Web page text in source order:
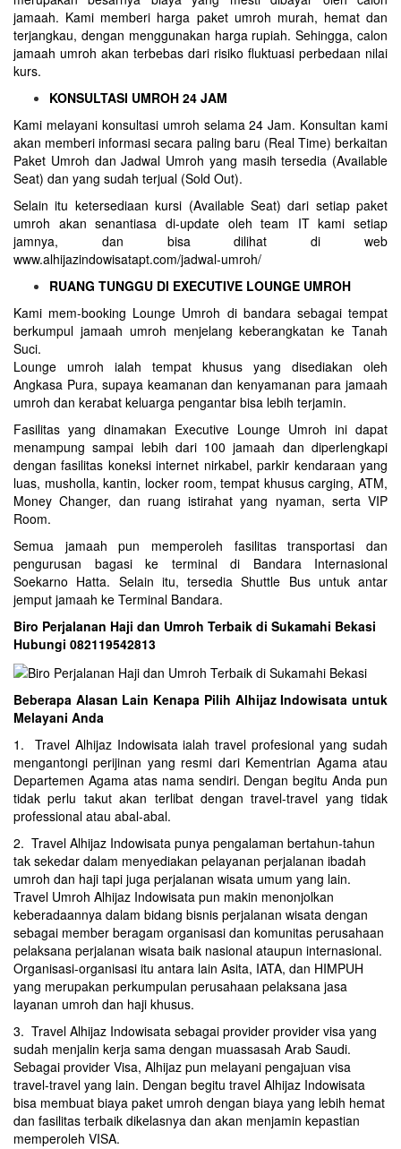
jamaah. Kami memberi harga paket umroh murah, hemat dan
terjangkau, dengan menggunakan harga rupiah. Sehingga, calon
jamaah umroh akan terbebas dari risiko fluktuasi perbedaan nilai
kurs.
KONSULTASI UMROH 24 JAM
Kami melayani konsultasi umroh selama 24 Jam. Konsultan kami
akan memberi informasi secara paling baru (Real Time) berkaitan
Paket Umroh dan Jadwal Umroh yang masih tersedia (Available
Seat) dan yang sudah terjual (Sold Out).
Selain itu ketersediaan kursi (Available Seat) dari setiap paket
umroh akan senantiasa di-update oleh team IT kami setiap
jamnya, dan bisa dilihat di web
www.alhijazindowisatapt.com/jadwal-umroh/
RUANG TUNGGU DI EXECUTIVE LOUNGE UMROH
Kami mem-booking Lounge Umroh di bandara sebagai tempat
berkumpul jamaah umroh menjelang keberangkatan ke Tanah
Suci.
Lounge umroh ialah tempat khusus yang disediakan oleh
Angkasa Pura, supaya keamanan dan kenyamanan para jamaah
umroh dan kerabat keluarga pengantar bisa lebih terjamin.
Fasilitas yang dinamakan Executive Lounge Umroh ini dapat
menampung sampai lebih dari 100 jamaah dan diperlengkapi
dengan fasilitas koneksi internet nirkabel, parkir kendaraan yang
luas, musholla, kantin, locker room, tempat khusus carging, ATM,
Money Changer, dan ruang istirahat yang nyaman, serta VIP
Room.
Semua jamaah pun memperoleh fasilitas transportasi dan
pengurusan bagasi ke terminal di Bandara Internasional
Soekarno Hatta. Selain itu, tersedia Shuttle Bus untuk antar
jemput jamaah ke Terminal Bandara.
Biro Perjalanan Haji dan Umroh Terbaik di Sukamahi Bekasi
Hubungi 082119542813
Beberapa Alasan Lain Kenapa Pilih Alhijaz Indowisata untuk
Melayani Anda
1. Travel Alhijaz Indowisata ialah travel profesional yang sudah
mengantongi perijinan yang resmi dari Kementrian Agama atau
Departemen Agama atas nama sendiri. Dengan begitu Anda pun
tidak perlu takut akan terlibat dengan travel-travel yang tidak
professional atau abal-abal.
2. Travel Alhijaz Indowisata punya pengalaman bertahun-tahun
tak sekedar dalam menyediakan pelayanan perjalanan ibadah
umroh dan haji tapi juga perjalanan wisata umum yang lain.
Travel Umroh Alhijaz Indowisata pun makin menonjolkan
keberadaannya dalam bidang bisnis perjalanan wisata dengan
sebagai member beragam organisasi dan komunitas perusahaan
pelaksana perjalanan wisata baik nasional ataupun internasional.
Organisasi-organisasi itu antara lain Asita, IATA, dan HIMPUH
yang merupakan perkumpulan perusahaan pelaksana jasa
layanan umroh dan haji khusus.
3. Travel Alhijaz Indowisata sebagai provider provider visa yang
sudah menjalin kerja sama dengan muassasah Arab Saudi.
Sebagai provider Visa, Alhijaz pun melayani pengajuan visa
travel-travel yang lain. Dengan begitu travel Alhijaz Indowisata
bisa membuat biaya paket umroh dengan biaya yang lebih hemat
dan fasilitas terbaik dikelasnya dan akan menjamin kepastian
memperoleh VISA.